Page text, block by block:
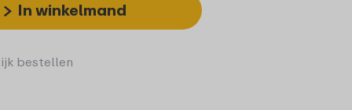
In winkelmand
bestellen